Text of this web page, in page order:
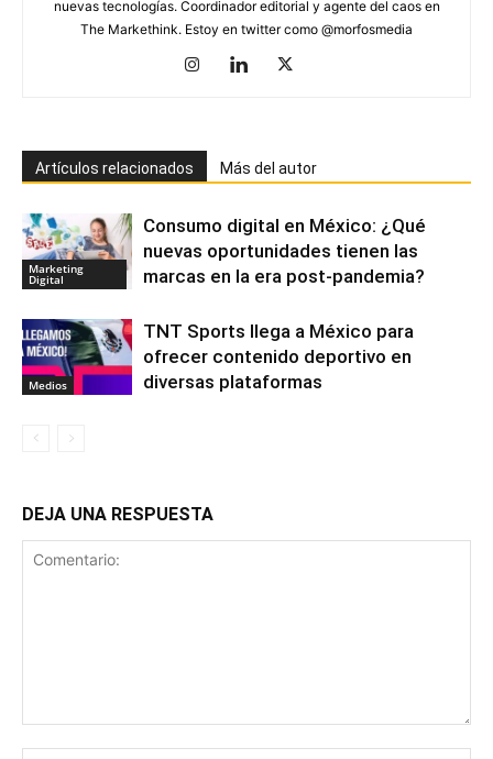
nuevas tecnologías. Coordinador editorial y agente del caos en
The Markethink. Estoy en twitter como @morfosmedia
Artículos relacionados Más del autor
Marketing
Digital
Consumo digital en México: ¿Qué
nuevas oportunidades tienen las
marcas en la era post-pandemia?
Medios
TNT Sports llega a México para
ofrecer contenido deportivo en
diversas plataformas
DEJA UNA RESPUESTA